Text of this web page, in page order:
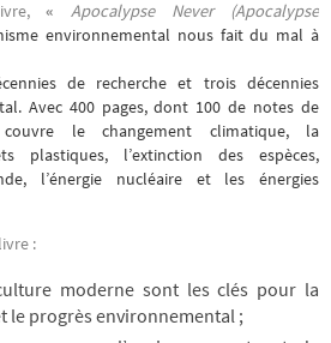
«
Apocalypse Never (Apocalypse
environnemental nous fait du mal à
de recherche et trois décennies
Avec 400 pages, dont 100 de notes de
couvre le changement climatique, la
plastiques, l’extinction des espèces,
l’énergie nucléaire et les énergies
:
moderne sont les clés pour la
le progrès environnemental ;